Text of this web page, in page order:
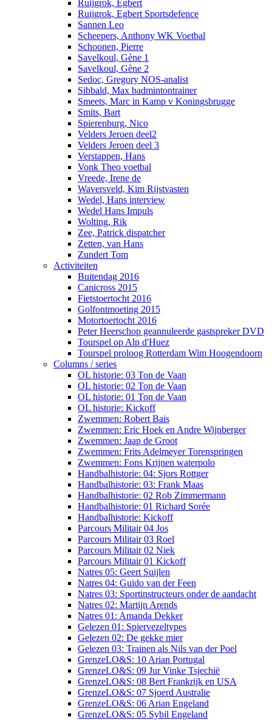
Ruijgrok, Egbert
Ruijgrok, Egbert Sportsdefence
Sannen Leo
Scheepers, Anthony WK Voetbal
Schoonen, Pierre
Savelkoul, Gène 1
Savelkoul, Gène 2
Sedoc, Gregory NOS-analist
Sibbald, Max badmintontrainer
Smeets, Marc in Kamp v Koningsbrugge
Smits, Bart
Spierenburg, Nico
Velders Jeroen deel2
Velders Jeroen deel 3
Verstappen, Hans
Vonk Theo voetbal
Vreede, Irene de
Waversveld, Kim Rijstvasten
Wedel, Hans interview
Wedel Hans Impuls
Wolting, Rik
Zee, Patrick dispatcher
Zetten, van Hans
Zundert Tom
Activiteiten
Buitendag 2016
Canicross 2015
Fietstoertocht 2016
Golfontmoeting 2015
Motortoertocht 2016
Peter Heerschop geannuleerde gastspreker DVD
Tourspel op Alp d'Huez
Tourspel proloog Rotterdam Wim Hoogendoorn
Columns / series
OL historie: 03 Ton de Vaan
OL historie: 02 Ton de Vaan
OL historie: 01 Ton de Vaan
OL historie: Kickoff
Zwemmen: Robert Bais
Zwemmen: Eric Hoek en Andre Wijnberger
Zwemmen: Jaap de Groot
Zwemmen: Frits Adelmeyer Torenspringen
Zwemmen: Fons Krijnen waterpolo
Handbalhistorie: 04: Sjors Rottger
Handbalhistorie: 03: Frank Maas
Handbalhistorie: 02 Rob Zimmermann
Handbalhistorie: 01 Richard Sorée
Handbalhistorie: Kickoff
Parcours Militair 04 Jos
Parcours Militair 03 Roel
Parcours Militair 02 Niek
Parcours Militair 01 Kickoff
Natres 05: Geert Suijlen
Natres 04: Guido van der Feen
Natres 03: Sportinstructeurs onder de aandacht
Natres 02: Martijn Arends
Natres 01: Amanda Dekker
Gelezen 01: Spiervezeltypes
Gelezen 02: De gekke mier
Gelezen 03: Trainen als Nils van der Poel
GrenzeLO&S: 10 Arian Portugal
GrenzeLO&S: 09 Jur Vinke Tsjechië
GrenzeLO&S: 08 Bert Frankrijk en USA
GrenzeLO&S: 07 Sjoerd Australie
GrenzeLO&S: 06 Arian Engeland
GrenzeLO&S: 05 Sybil Engeland